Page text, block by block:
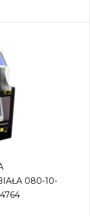
080-10-